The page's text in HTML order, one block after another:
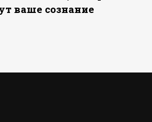
ваше сознание